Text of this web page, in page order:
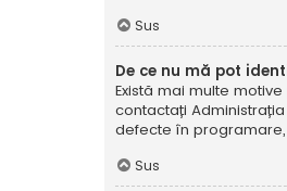
Sus
De ce nu mă pot
Există mai multe
contactați
defecte în
Sus